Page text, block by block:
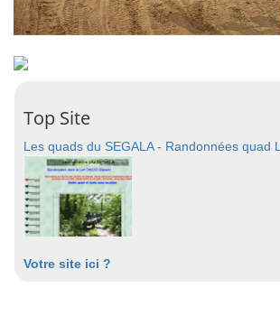
Top Site
Les quads du SEGALA - Randonnées quad
Votre site ici ?